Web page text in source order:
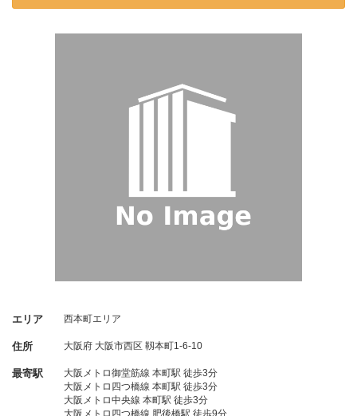
エリア 西本町エリア
住所 大阪府 大阪市西区 靱本町1-6-10
最寄駅
大阪メトロ御堂筋線 本町駅 徒歩3分
大阪メトロ四つ橋線 本町駅 徒歩3分
大阪メトロ中央線 本町駅 徒歩3分
大阪メトロ四つ橋線 肥後橋駅 徒歩9分